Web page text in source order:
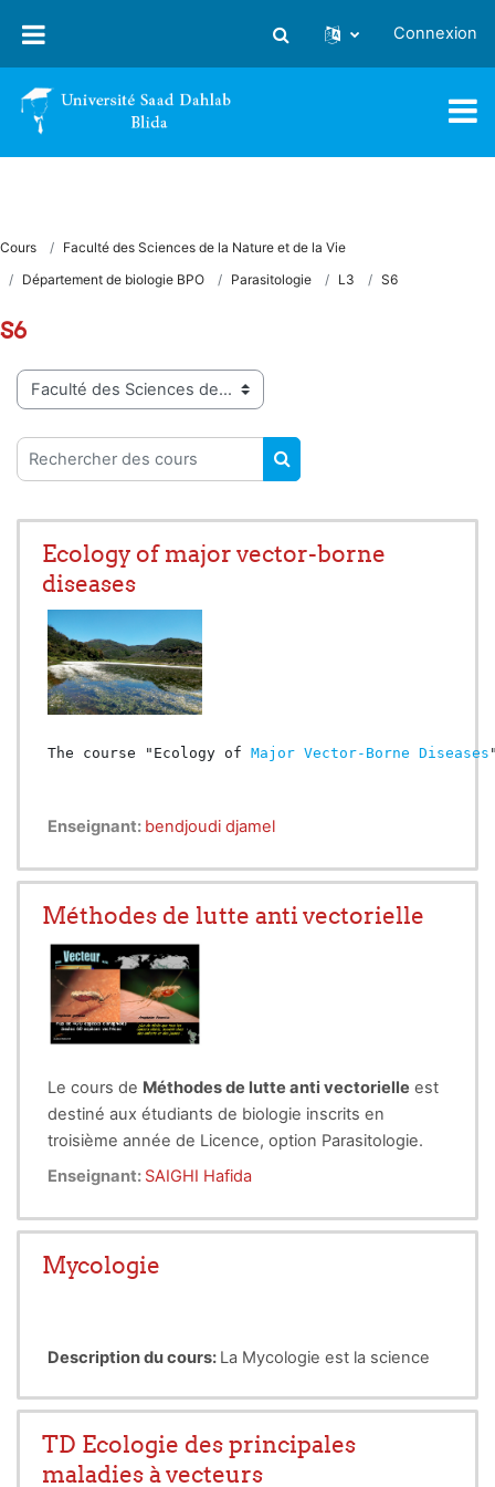
Activer/désactiver la saisie
Connexion
Cours
Faculté des Sciences de la Nature et de la Vie
Département de biologie BPO
Parasitologie L3 S6
S6
Catégories de cours
Rechercher des cours
RECHERCHER DES
Ecology of major vector-borne
diseases
The course "Ecology of Major Vector-Borne Diseases
Enseignant: bendjoudi djamel
Méthodes de lutte anti vectorielle
Le cours de Méthodes de lutte anti vectorielle est
destiné aux étudiants de biologie inscrits en
troisième année de Licence, option Parasitologie.
Enseignant: SAIGHI Hafida
Mycologie
Description du cours: La Mycologie est la science
mycètes. Le cours de Mylogie apporte les bases
nécessaires à la compréhension de la morphologie,
mode de reproduction des champignons
Public cible: Ce cours est destiné aux étudiants de
licence Parasitologie (L3)
TD Ecologie des principales
maladies à vecteurs